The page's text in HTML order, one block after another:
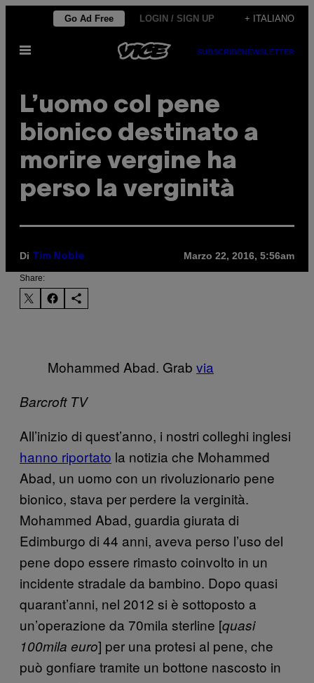
contenuto
Go Ad Free LOGIN / SIGN UP + ITALIANO
Apri
SUBSCRIBENEWSLETTER
L’uomo col pene
bionico destinato a
morire vergine ha
perso la verginità
Di Tim Noble Marzo 22, 2016, 5:56am
Share:
Mohammed Abad. Grab via
Barcroft TV
All’inizio di quest’anno, i nostri colleghi inglesi
hanno riportato la notizia che Mohammed
Abad, un uomo con un rivoluzionario pene
bionico, stava per perdere la verginità.
Mohammed Abad, guardia giurata di
Edimburgo di 44 anni, aveva perso l’uso del
pene dopo essere rimasto coinvolto in un
incidente stradale da bambino. Dopo quasi
quarant’anni, nel 2012 si è sottoposto a
un’operazione da 70mila sterline [quasi
100mila euro] per una protesi al pene, che
può gonfiare tramite un bottone nascosto in